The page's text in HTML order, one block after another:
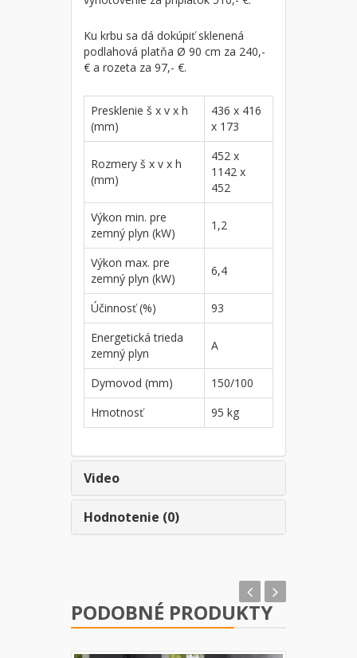
Ku krbu sa dá dokúpiť sklenená
podlahová platňa Ø 90 cm za 240,-
€ a rozeta za 97,- €.
Presklenie š x v x h
(mm)
436 x 416
x 173
Rozmery š x v x h
(mm)
452 x
1142 x
452
Výkon min. pre
zemný plyn (kW)
1,2
Výkon max. pre
zemný plyn (kW)
6,4
Účinnosť (%)
93
Energetická trieda
zemný plyn
A
Dymovod (mm)
150/100
Hmotnosť
95 kg
Video
Hodnotenie (0)
PODOBNÉ PRODUKTY